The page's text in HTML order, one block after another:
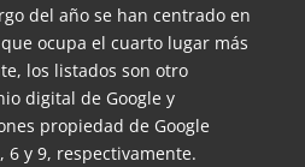
del año se han centrado en
ocupa el cuarto lugar más
los listados son otro
digital de Google y
propiedad de Google
6 y 9, respectivamente.